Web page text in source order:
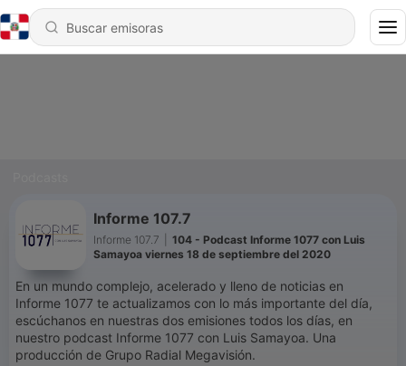
Informe 107.7
Informe 107.7
104 - Podcast Informe 1077 con Luis
Samayoa viernes 18 de septiembre del 2020
En un mundo complejo, acelerado y lleno de noticias en
Informe 1077 te actualizamos con lo más importante del día,
escúchanos en nuestras dos emisiones todos los días, en
nuestro podcast Informe 1077 con Luis Samayoa. Una
producción de Grupo Radial Megavisión.